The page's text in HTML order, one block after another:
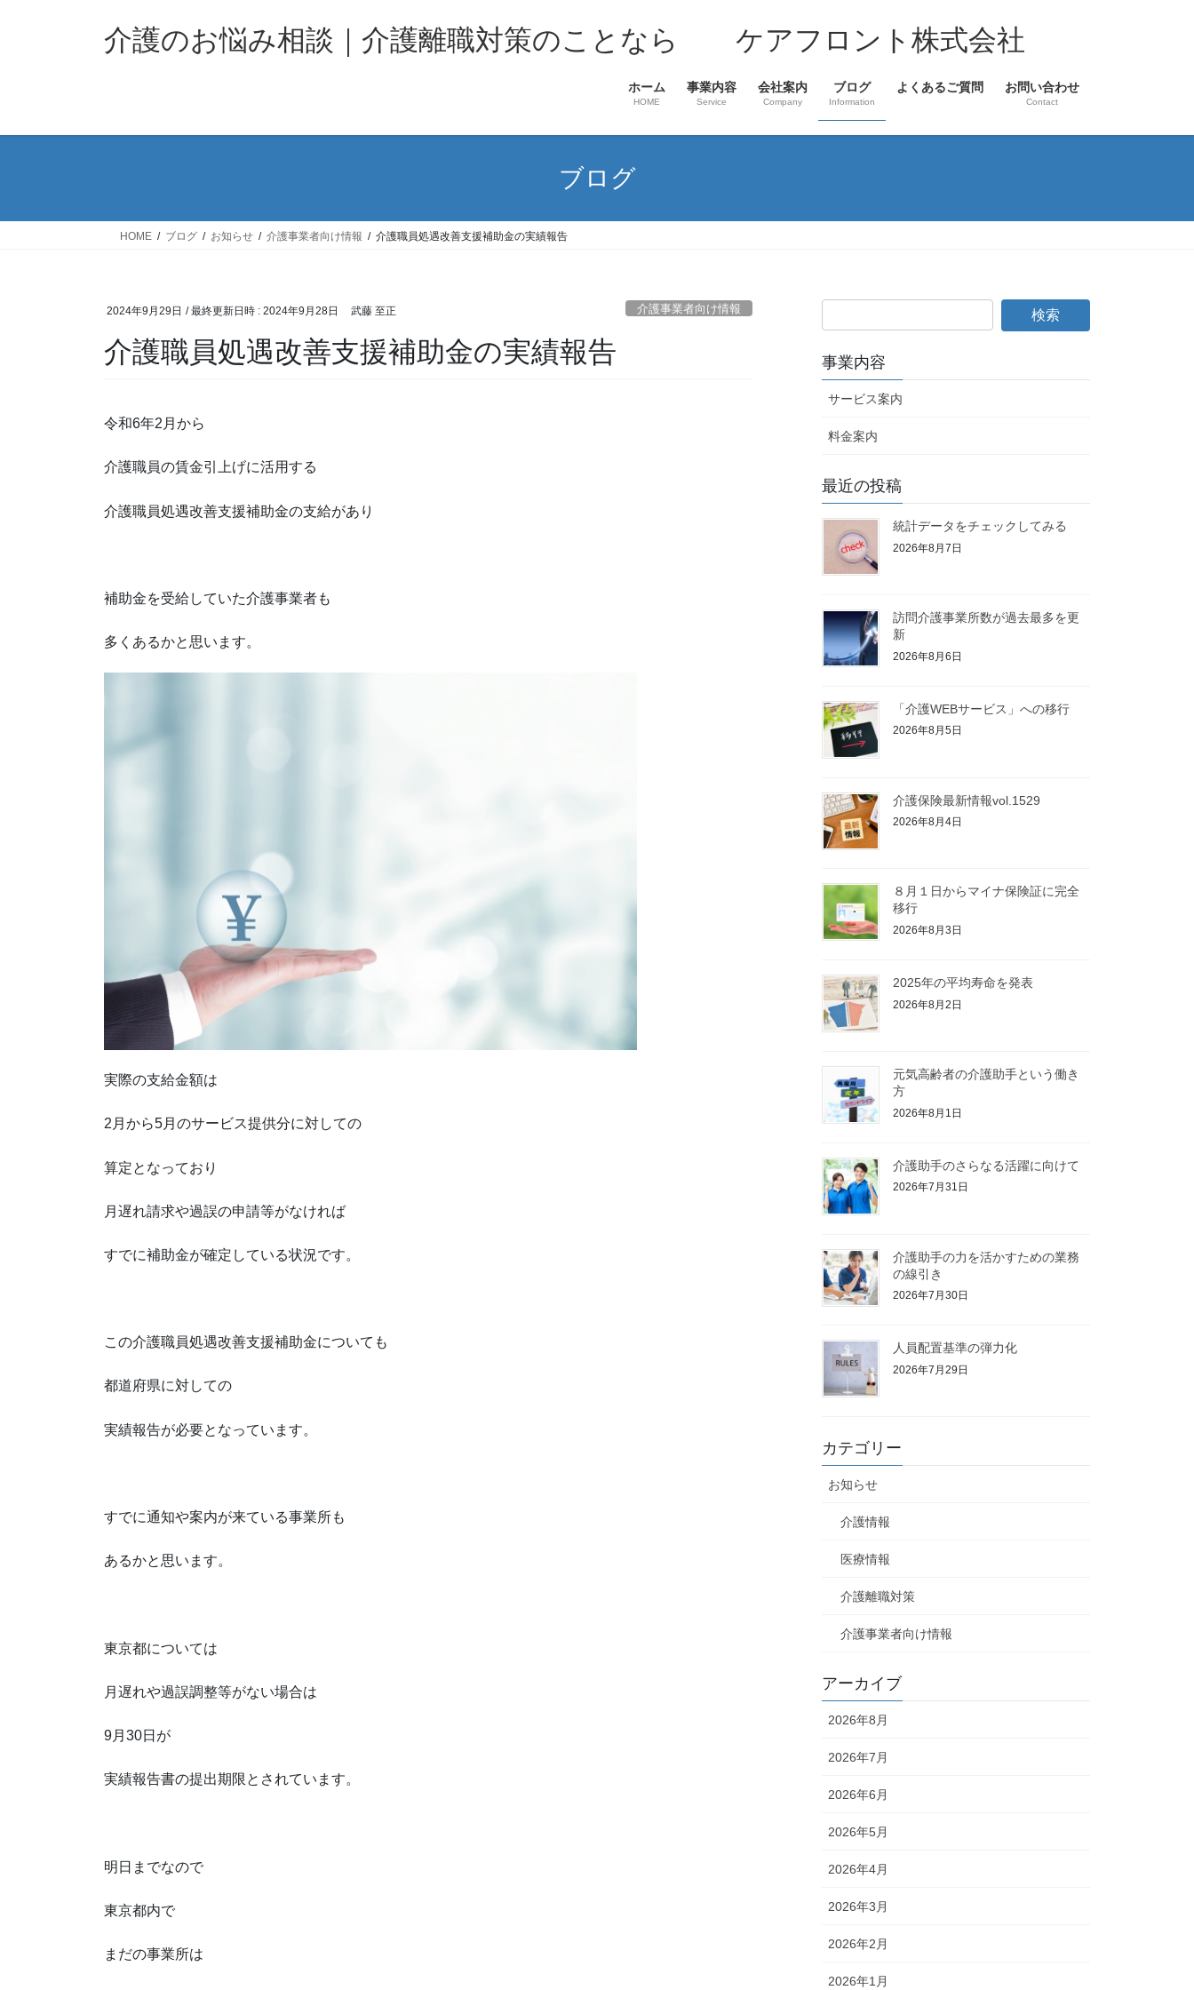
ス
ン
介護のお悩み相談｜介護離職対策のことなら ケアフロント株式会社
ホーム
HOME
事業内容
Service
会社案内
Company
ブログ
Information
よくあるご質問 お問い合わせ
Contact
ブログ
HOME ブログ お知らせ 介護事業者向け情報 介護職員処遇改善支援補助金の実績報告
2024年9月29日 / 最終更新日時 : 2024年9月28日 武藤 至正 介護事業者向け情報
介護職員処遇改善支援補助金の実績報告
令和6年2月から
介護職員の賃金引上げに活用する
介護職員処遇改善支援補助金の支給があり
補助金を受給していた介護事業者も
多くあるかと思います。
実際の支給金額は
2月から5月のサービス提供分に対しての
算定となっており
月遅れ請求や過誤の申請等がなければ
すでに補助金が確定している状況です。
この介護職員処遇改善支援補助金についても
都道府県に対しての
実績報告が必要となっています。
すでに通知や案内が来ている事業所も
あるかと思います。
東京都については
月遅れや過誤調整等がない場合は
9月30日が
実績報告書の提出期限とされています。
明日までなので
東京都内で
まだの事業所は
事業内容
サービス案内
料金案内
最近の投稿
統計データをチェックしてみる
2026年8月7日
訪問介護事業所数が過去最多を更
新
2026年8月6日
「介護WEBサービス」への移行
2026年8月5日
介護保険最新情報vol.1529
2026年8月4日
８月１日からマイナ保険証に完全
移行
2026年8月3日
2025年の平均寿命を発表
2026年8月2日
元気高齢者の介護助手という働き
方
2026年8月1日
介護助手のさらなる活躍に向けて
2026年7月31日
介護助手の力を活かすための業務
の線引き
2026年7月30日
人員配置基準の弾力化
2026年7月29日
カテゴリー
お知らせ
介護情報
医療情報
介護離職対策
介護事業者向け情報
アーカイブ
2026年8月
2026年7月
2026年6月
2026年5月
2026年4月
2026年3月
2026年2月
2026年1月